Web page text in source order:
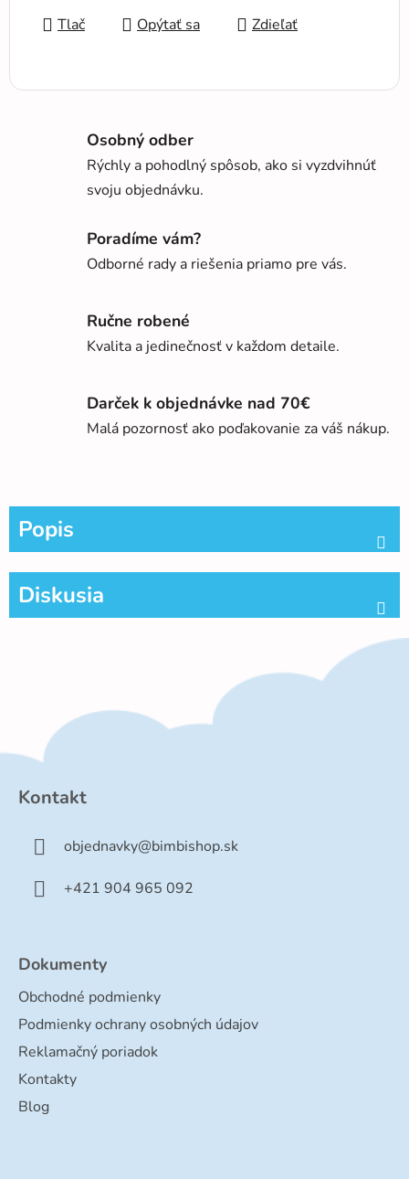
Tlač Opýtať sa Zdieľať
Osobný odber
Rýchly a pohodlný spôsob, ako si vyzdvihnúť
svoju objednávku.
Poradíme vám?
Odborné rady a riešenia priamo pre vás.
Ručne robené
Kvalita a jedinečnosť v každom detaile.
Darček k objednávke nad 70€
Malá pozornosť ako poďakovanie za váš nákup.
Popis
Diskusia
Kontakt
objednavky@bimbishop.sk
+421 904 965 092
Dokumenty
Obchodné podmienky
Podmienky ochrany osobných údajov
Reklamačný poriadok
Kontakty
Blog